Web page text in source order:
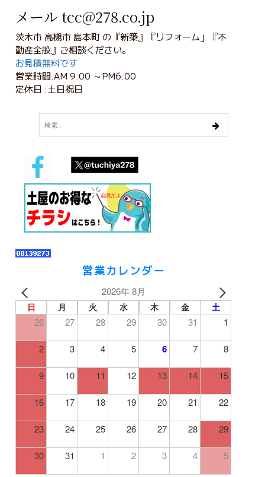
メール tcc@278.co.jp
茨木市 高槻市 島本町 の『新築』『リフォーム」『不
動産全般』ご相談ください。
お見積無料です
営業時間:AM 9:00 ～PM6:00
定休日 :土日祝日
営業カレンダー
2026年 8月
日 月 火 水 木 金 土
26 27 28 29 30 31 1
2 3 4 5 6 7 8
9 10 11 12 13 14 15
16 17 18 19 20 21 22
23 24 25 26 27 28 29
30 31 1 2 3 4 5